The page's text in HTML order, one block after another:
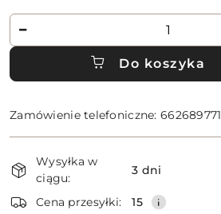
Ilość
Do koszyka
Zamówienie telefoniczne: 662689771
i
dostawa
Wysyłka w
ciągu:
3 dni
Cena przesyłki: 15